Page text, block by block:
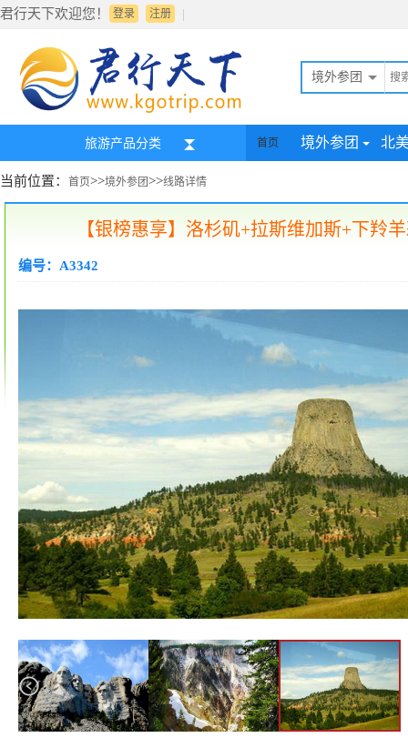
君行天下欢迎您！ 登录 |
注册
境外参团
旅游产品分类 首页 境外参团 北
当前位置： 首页>>境外参团>>线路详情
【银榜惠享】洛杉矶+拉斯维加斯+下羚
编号：A3342